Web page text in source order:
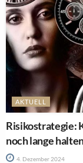
AKTUELL
Risikostrategie:
noch lange
4. Dezember 2024